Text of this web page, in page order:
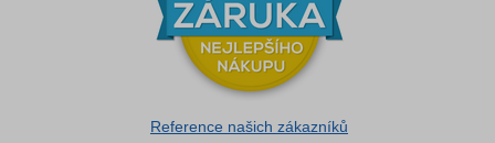
Reference našich zákazníků